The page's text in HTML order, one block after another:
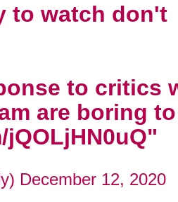
to watch don't
to critics
are boring to
December 12, 2020